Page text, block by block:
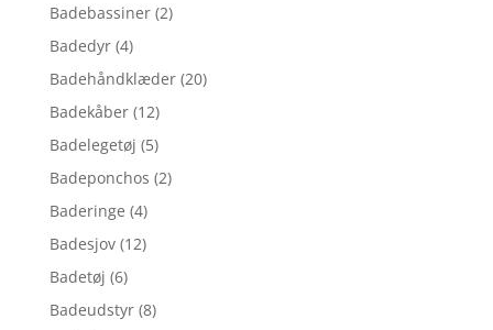
Badebassiner (2)
Badedyr (4)
Badehåndklæder (20)
Badekåber (12)
Badelegetøj (5)
Badeponchos (2)
Baderinge (4)
Badesjov (12)
Badetøj (6)
Badeudstyr (8)